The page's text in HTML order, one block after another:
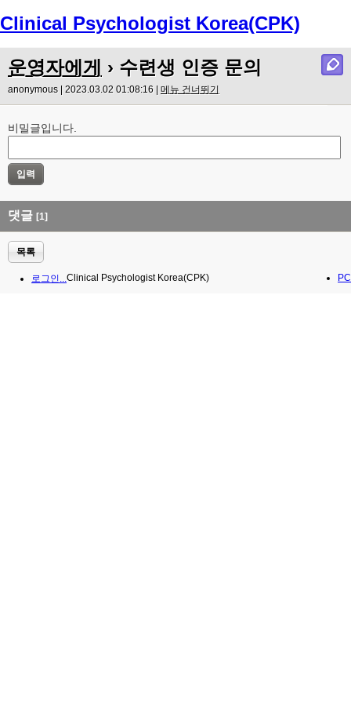
Clinical Psychologist Korea(CPK)
Menu
운영자에게 › 수련생 인증 문의
anonymous | 2023.03.02 01:08:16 | 메뉴 건너뛰기
비밀글입니다.
댓글 [1]
목록
로그인... PC
Clinical Psychologist Korea(CPK)